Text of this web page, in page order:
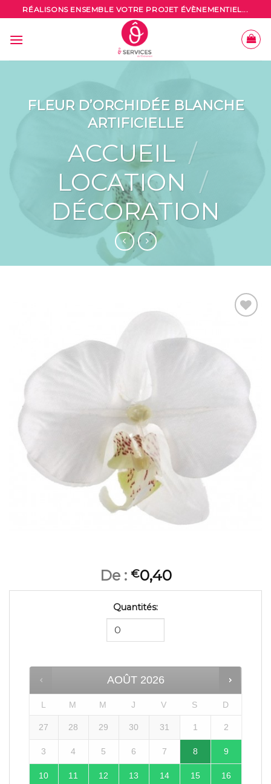
to
content
RÉALISONS ENSEMBLE VOTRE PROJET ÉVÈNEMENTIEL...
FLEUR D’ORCHIDÉE BLANCHE
ARTIFICIELLE
ACCUEIL /
LOCATION /
DÉCORATION
Ajouter
à la liste
d’envies
De : €0,40
Quantités:
AOÛT 2026
L M M J V S D
27 28 29 30 31 1 2
3 4 5 6 7 8 9
10 11 12 13 14 15 16